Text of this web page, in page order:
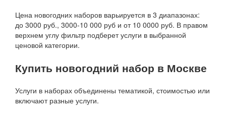
Цена новогодних наборов варьируется в 3 диапазонах:
до 3000 руб., 3000-10 000 руб и от 10 0000 руб. В правом
верхнем углу фильтр подберет услуги в выбранной
ценовой категории.
Купить новогодний набор в Москве
Услуги в наборах объединены тематикой, стоимостью или
включают разные услуги.